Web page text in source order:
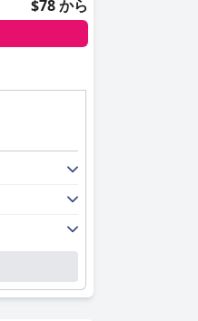
$78 から